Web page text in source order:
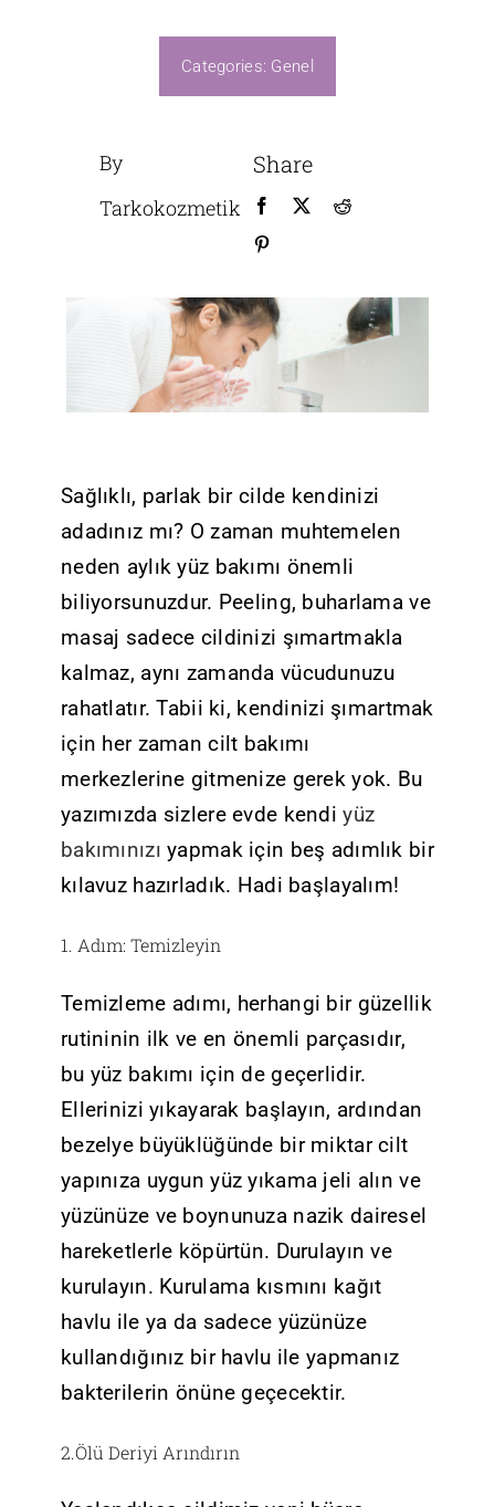
Categories: Genel
By
Tarkokozmetik
Share
Sağlıklı, parlak bir cilde kendinizi
adadınız mı? O zaman muhtemelen
neden aylık yüz bakımı önemli
biliyorsunuzdur. Peeling, buharlama ve
masaj sadece cildinizi şımartmakla
kalmaz, aynı zamanda vücudunuzu
rahatlatır. Tabii ki, kendinizi şımartmak
için her zaman cilt bakımı
merkezlerine gitmenize gerek yok. Bu
yazımızda sizlere evde kendiyüz
bakımınızı yapmak için beş adımlık bir
kılavuz hazırladık. Hadi başlayalım!
1. Adım: Temizleyin
Temizleme adımı, herhangi bir güzellik
rutininin ilk ve en önemli parçasıdır,
bu yüz bakımı için de geçerlidir.
Ellerinizi yıkayarak başlayın, ardından
bezelye büyüklüğünde bir miktar cilt
yapınıza uygun yüz yıkama jeli alın ve
yüzünüze ve boynunuza nazik dairesel
hareketlerle köpürtün. Durulayın ve
kurulayın. Kurulama kısmını kağıt
havlu ile ya da sadece yüzünüze
kullandığınız bir havlu ile yapmanız
bakterilerin önüne geçecektir.
2.Ölü Deriyi Arındırın